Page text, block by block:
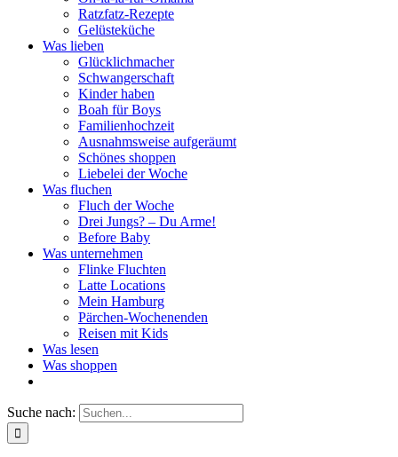
Ratzfatz-Rezepte
Gelüsteküche
Was lieben
Glücklichmacher
Schwangerschaft
Kinder haben
Boah für Boys
Familienhochzeit
Ausnahmsweise aufgeräumt
Schönes shoppen
Liebelei der Woche
Was fluchen
Fluch der Woche
Drei Jungs? – Du Arme!
Before Baby
Was unternehmen
Flinke Fluchten
Latte Locations
Mein Hamburg
Pärchen-Wochenenden
Reisen mit Kids
Was lesen
Was shoppen
Suche nach: